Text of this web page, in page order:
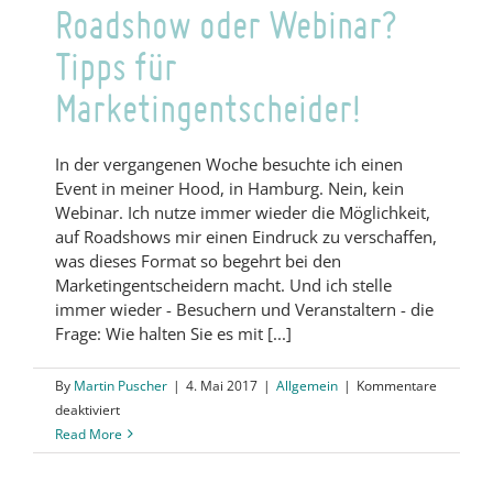
Roadshow oder Webinar?
Tipps für
Marketingentscheider!
In der vergangenen Woche besuchte ich einen
Event in meiner Hood, in Hamburg. Nein, kein
Webinar. Ich nutze immer wieder die Möglichkeit,
auf Roadshows mir einen Eindruck zu verschaffen,
was dieses Format so begehrt bei den
Marketingentscheidern macht. Und ich stelle
immer wieder - Besuchern und Veranstaltern - die
Frage: Wie halten Sie es mit [...]
By Martin Puscher | 4. Mai 2017 | Allgemein | Kommentare
deaktiviertfür
Roadshow
oder
Read More